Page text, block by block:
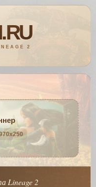
Lineage 2